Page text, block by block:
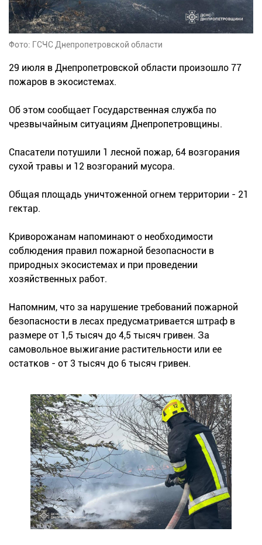
Фото: ГСЧС Днепропетровской области
29 июля в Днепропетровской области произошло 77
пожаров в экосистемах.
Об этом сообщает Государственная служба по
чрезвычайным ситуациям Днепропетровщины.
Спасатели потушили 1 лесной пожар, 64 возгорания
сухой травы и 12 возгораний мусора.
Общая площадь уничтоженной огнем территории - 21
гектар.
Криворожанам напоминают о необходимости
соблюдения правил пожарной безопасности в
природных экосистемах и при проведении
хозяйственных работ.
Напомним, что за нарушение требований пожарной
безопасности в лесах предусматривается штраф в
размере от 1,5 тысяч до 4,5 тысяч гривен. За
самовольное выжигание растительности или ее
остатков - от 3 тысяч до 6 тысяч гривен.